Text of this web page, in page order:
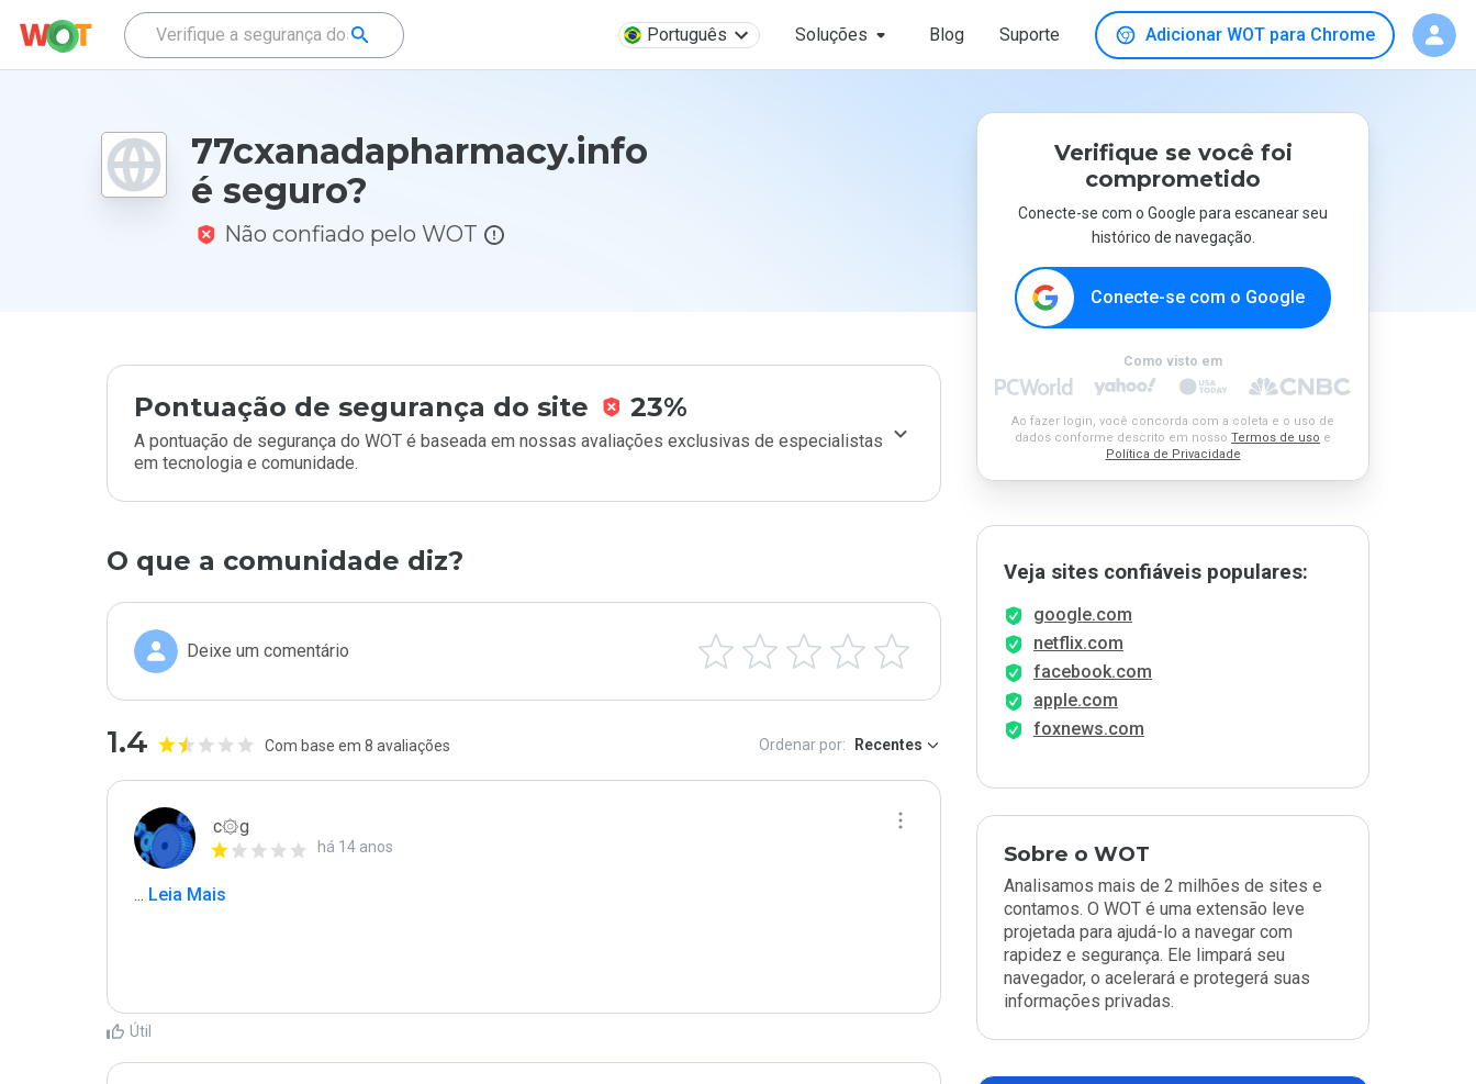
Português Soluções Blog Suporte Adicionar WOT para Chrome
77cxanadapharmacy.info
é seguro?
Não confiado pelo WOT
Pontuação de segurança do site 23%
A pontuação de segurança do WOT é baseada em nossas avaliações exclusivas de especialistas
em tecnologia e comunidade.
O que a comunidade diz?
Deixe um comentário
1.4 Com base em 8 avaliações Ordenar por: Recentes
c۞g
há 14 anos
... Leia Mais
Útil
Verifique se você foi
comprometido
Conecte-se com o Google para escanear seu
histórico de navegação.
Conecte-se com o Google
Como visto em
Ao fazer login, você concorda com a coleta e o uso de
dados conforme descrito em nosso Termos de uso e
Política de Privacidade
Veja sites confiáveis populares:
google.com
netflix.com
facebook.com
apple.com
foxnews.com
Sobre o WOT
Analisamos mais de 2 milhões de sites e
contamos. O WOT é uma extensão leve
projetada para ajudá-lo a navegar com
rapidez e segurança. Ele limpará seu
navegador, o acelerará e protegerá suas
informações privadas.